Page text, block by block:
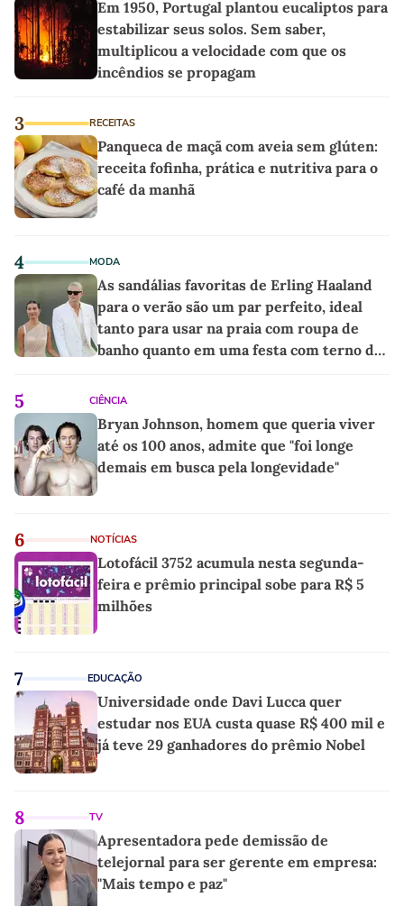
Em 1950, Portugal plantou eucaliptos para
estabilizar seus solos. Sem saber,
multiplicou a velocidade com que os
incêndios se propagam
3 RECEITAS
Panqueca de maçã com aveia sem glúten:
receita fofinha, prática e nutritiva para o
café da manhã
4 MODA
As sandálias favoritas de Erling Haaland
para o verão são um par perfeito, ideal
tanto para usar na praia com roupa de
banho quanto em uma festa com terno de
5 CIÊNCIA
Bryan Johnson, homem que queria viver
até os 100 anos, admite que "foi longe
demais em busca pela longevidade"
6 NOTÍCIAS
Lotofácil 3752 acumula nesta segunda-
feira e prêmio principal sobe para R$ 5
milhões
7 EDUCAÇÃO
Universidade onde Davi Lucca quer
estudar nos EUA custa quase R$ 400 mil e
já teve 29 ganhadores do prêmio Nobel
8 TV
Apresentadora pede demissão de
telejornal para ser gerente em empresa:
"Mais tempo e paz"